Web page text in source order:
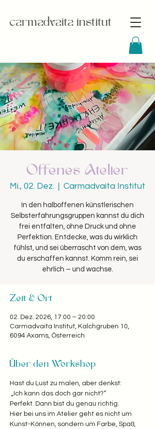
carmadvaita institut
Offenes Atelier
Mi., 02. Dez.
  |
Carmadvaita Institut
In den halboffenen künstlerischen
Selbsterfahrungsgruppen kannst du dich
frei entfalten, ohne Druck und ohne
Perfektion. Entdecke, was du wirklich
fühlst, und sei überrascht von dem, was
du erschaffen kannst. Komm rein, sei
Zeit & Ort
02. Dez. 2026, 17:00 – 20:00
Carmadvaita Institut, Kalchgruben 10,
6094 Axams, Österreich
Über den Workshop
Hast du Lust zu malen, aber denkst:
„Ich kann das doch gar nicht?“
Perfekt. Dann bist du genau richtig.
Hier bei uns im Atelier geht es nicht um
Kunst-Können, sondern um Farbe, Spaß,